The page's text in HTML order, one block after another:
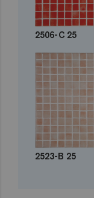
2506-C 25
2523-B 25